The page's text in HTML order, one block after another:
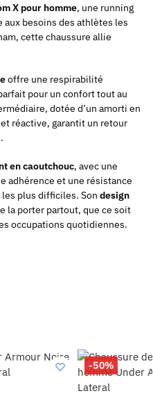
X pour homme, une running
besoins des athlètes les
cette chaussure allie
offre une respirabilité
pour un confort tout au
dotée d’un amorti en
réactive, garantit un retour
en caoutchouc, avec une
adhérence et une résistance
plus difficiles. Son design
la porter partout, que ce soit
occupations quotidiennes.
-50%